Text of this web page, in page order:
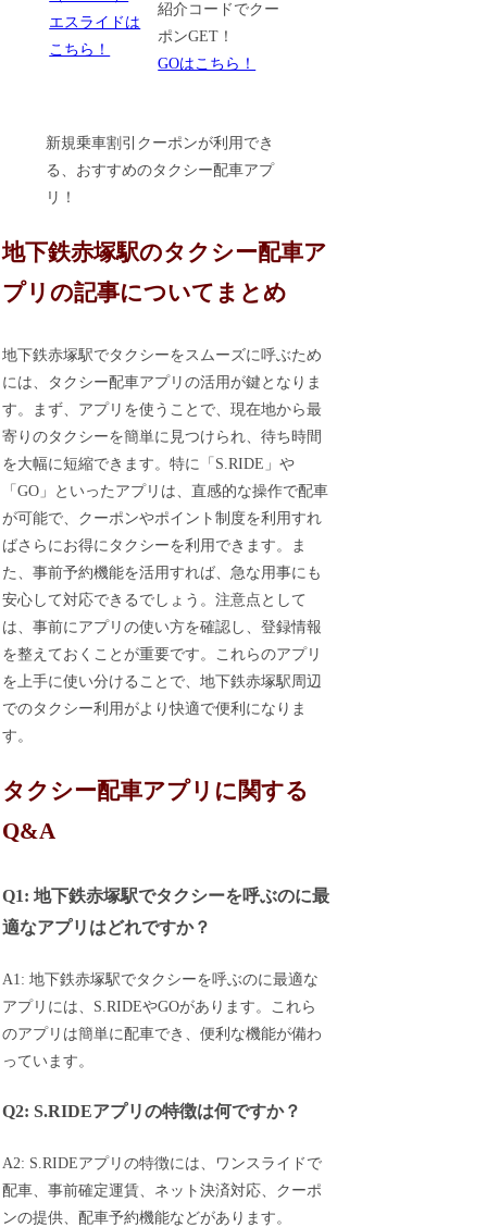
エスライドは
こちら！
紹介コードでクー
ポンGET！
GOはこちら！
新規乗車割引クーポンが利用でき
る、おすすめのタクシー配車アプ
リ！
地下鉄赤塚駅のタクシー配車ア
プリの記事についてまとめ
地下鉄赤塚駅でタクシーをスムーズに呼ぶため
には、タクシー配車アプリの活用が鍵となりま
す。まず、アプリを使うことで、現在地から最
寄りのタクシーを簡単に見つけられ、待ち時間
を大幅に短縮できます。特に「S.RIDE」や
「GO」といったアプリは、直感的な操作で配車
が可能で、クーポンやポイント制度を利用すれ
ばさらにお得にタクシーを利用できます。ま
た、事前予約機能を活用すれば、急な用事にも
安心して対応できるでしょう。注意点として
は、事前にアプリの使い方を確認し、登録情報
を整えておくことが重要です。これらのアプリ
を上手に使い分けることで、地下鉄赤塚駅周辺
でのタクシー利用がより快適で便利になりま
す。
タクシー配車アプリに関する
Q&A
Q1: 地下鉄赤塚駅でタクシーを呼ぶのに最
適なアプリはどれですか？
A1: 地下鉄赤塚駅でタクシーを呼ぶのに最適な
アプリには、S.RIDEやGOがあります。これら
のアプリは簡単に配車でき、便利な機能が備わ
っています。
Q2: S.RIDEアプリの特徴は何ですか？
A2: S.RIDEアプリの特徴には、ワンスライドで
配車、事前確定運賃、ネット決済対応、クーポ
ンの提供、配車予約機能などがあります。